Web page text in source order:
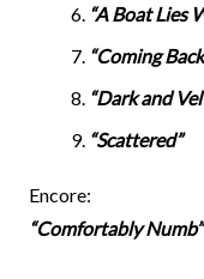
“A Boat Lies
“Coming
“Dark and
“Scattered”
Encore:
“Comfortably Numb”